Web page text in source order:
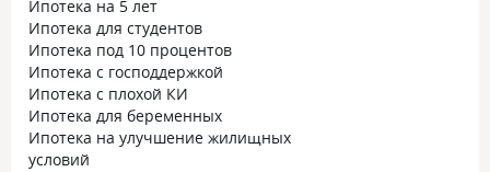
Ипотека на 5 лет
Ипотека для студентов
Ипотека под 10 процентов
Ипотека с господдержкой
Ипотека с плохой КИ
Ипотека для беременных
Ипотека на улучшение жилищных
условий